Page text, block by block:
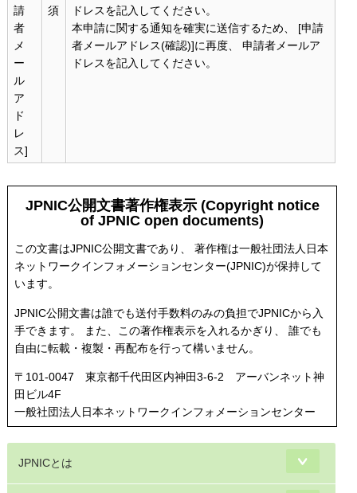
請
者
メ
ー
ル
ア
ド
レ
ス]
須
ドレスを記入してください。
本申請に関する通知を確実に送信するため、 [申請
者メールアドレス(確認)]に再度、 申請者メールア
ドレスを記入してください。
JPNIC公開文書著作権表示 (Copyright notice
of JPNIC open documents)
この文書はJPNIC公開文書であり、 著作権は一般社団法人日本
ネットワークインフォメーションセンター(JPNIC)が保持して
います。
JPNIC公開文書は誰でも送付手数料のみの負担でJPNICから入
手できます。 また、この著作権表示を入れるかぎり、 誰でも
自由に転載・複製・再配布を行って構いません。
〒101-0047 東京都千代田区内神田3-6-2 アーバンネット神
田ビル4F
一般社団法人日本ネットワークインフォメーションセンター
JPNICとは